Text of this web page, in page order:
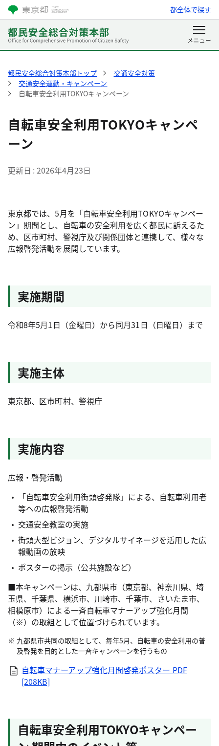
都全体で探す
都民安全総合対策本部トップ
交通安全対策
交通安全運動・キャンペーン
自転車安全利用TOKYOキャンペーン
自転車安全利用TOKYOキャンペ
ーン
更新日 2026年4月23日
東京都では、5月を「自転車安全利用TOKYOキャンペー
ン」期間とし、自転車の安全利用を広く都民に訴えるた
め、区市町村、警視庁及び関係団体と連携して、様々な
広報啓発活動を展開しています。
実施期間
令和8年5月1日（金曜日）から同月31日（日曜日）まで
実施主体
東京都、区市町村、警視庁
実施内容
広報・啓発活動
「自転車安全利用街頭啓発隊」による、自転車利用者
等への広報啓発活動
交通安全教室の実施
街頭大型ビジョン、デジタルサイネージを活用した広
報動画の放映
ポスターの掲示（公共施設など）
■本キャンペーンは、九都県市（東京都、神奈川県、埼
玉県、千葉県、横浜市、川崎市、千葉市、さいたま市、
相模原市）による一斉自転車マナーアップ強化月間
（※）の取組として位置づけられています。
九都県市共同の取組として、毎年5月、自転車の安全利用の普
及啓発を目的とした一斉キャンペーンを行うもの
自転車マナーアップ強化月間啓発ポスター PDF
[208KB]
自転車安全利用TOKYOキャンペー